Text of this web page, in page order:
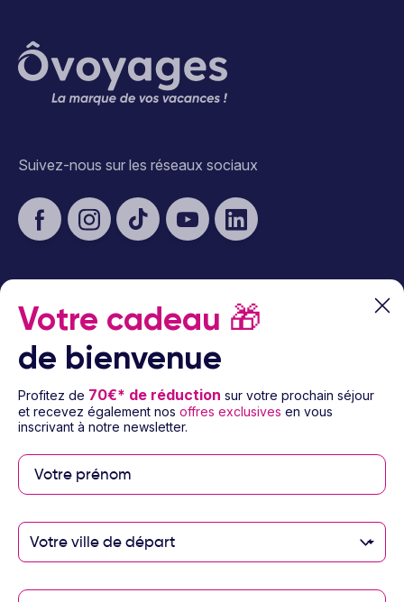
Suivez-nous sur les réseaux sociaux
À propos d’Ôvoyages
Besoin d’aide
© 2026 Ôvoyages
Paiement sécurisé
Votre cadeau 🎁
de bienvenue
Profitez de 70€* de réduction sur votre prochain séjour
et recevez également nos offres exclusives en vous
inscrivant à notre newsletter.
Votre ville de départ